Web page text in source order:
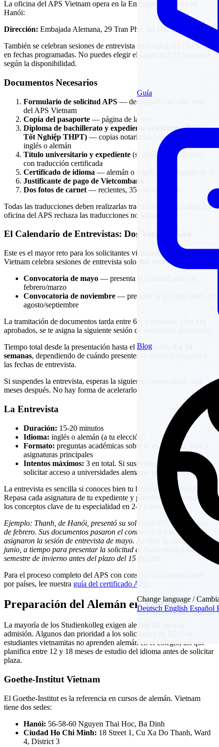
Guía
Blog
Change language /
DeutschEnglishEspañol
La oficina del APS Vietnam opera en la Embajada Alemana en
Hanói:
Dirección: Embajada Alemana, 29 Tran Phu, Ba Dinh, Hanói
También se celebran sesiones de entrevista en Ciudad Ho Chi Minh
en fechas programadas. No puedes elegir el lugar: el APS te asigna
según la disponibilidad.
Documentos Necesarios
Formulario de solicitud APS — descargado del sitio web
del APS Vietnam
Copia del pasaporte — página de la foto
Diploma de bachillerato y expediente académico (Bằng
Tốt Nghiệp THPT) — copias notariadas con traducción al
inglés o alemán
Título universitario y expediente (si aplica) — notariado
con traducción certificada
Certificado de idioma — alemán o inglés, si se dispone de él
Justificante de pago de Vietcombank
Dos fotos de carnet — recientes, 35 mm x 45 mm
Todas las traducciones deben realizarlas traductores certificados. La
oficina del APS rechaza las traducciones no oficiales.
El Calendario de Entrevistas: Dos Veces al Año
Este es el mayor reto para los solicitantes vietnamitas. El APS
Vietnam celebra sesiones de entrevista solo
dos veces al año
Convocatoria de mayo — presenta la solicitud antes de
febrero/marzo
Convocatoria de noviembre — presenta la solicitud antes de
agosto/septiembre
La tramitación de documentos tarda entre 6 y 8 semanas. Una vez
aprobados, se te asigna la siguiente sesión de entrevistas disponible.
Tiempo total desde la presentación hasta el certificado:
semanas, dependiendo de cuándo presentes la solicitud respecto a
las fechas de entrevista.
Si suspendes la entrevista, esperas la siguiente convocatoria, seis
meses después. No hay forma de acelerarlo.
La Entrevista
Duración: 15-20 minutos
Idioma: inglés o alemán (a tu elección)
Formato: preguntas académicas sobre tu expediente, tesis y
asignaturas principales
Intentos máximos: 3 en total. Si suspendes los 3, no puedes
solicitar acceso a universidades alemanas por la vía estándar.
La entrevista es sencilla si conoces bien tu historial académico.
Repasa cada asignatura de tu expediente y prepárate para explicar
los conceptos clave de tu especialidad en 2-3 frases.
Ejemplo: Thanh, de Hanói, presentó su solicitud APS a principios
de febrero. Sus documentos pasaron el control en 6 semanas y le
asignaron la sesión de entrevista de mayo. Recibió su certificado en
junio, a tiempo para presentar la solicitud al Studienkolleg para el
semestre de invierno antes del plazo del 15 de julio.
Para el proceso completo del APS con consejos y comparaciones
por países, lee nuestra guía del certificado APS
Preparación del Alemán en Vietnam
La mayoría de los Studienkolleg exigen alemán B1 para la
admisión. Algunos dan prioridad a los solicitantes de B2. Los
estudiantes vietnamitas no aprenden alemán en el colegio, así que
planifica entre 12 y 18 meses de estudio del idioma antes de solicitar
plaza.
Goethe-Institut Vietnam
El Goethe-Institut es la referencia en cursos de alemán. Vietnam
tiene dos sedes:
Hanói: 56-58-60 Nguyen Thai Hoc, Ba Dinh
Ciudad Ho Chi Minh: 18 Street 1, Cu Xa Do Thanh, Ward
4, District 3